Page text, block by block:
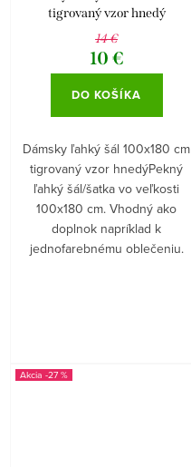
tigrovaný vzor hnedý
14 €
10 €
DO KOŠÍKA
Dámsky ľahký šál 100x180 cm
tigrovaný vzor hnedýPekný
ľahký šál/šatka vo veľkosti
100x180 cm. Vhodný ako
doplnok napríklad k
jednofarebnému oblečeniu.
-27 %